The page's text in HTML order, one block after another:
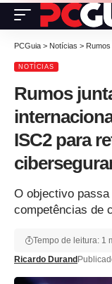
PCGuia > Notícias > Rumos
NOTÍCIAS
Rumos
ISC2 para
O objectivo
competências de
Ricardo Durand
Tempo de leitura: 1